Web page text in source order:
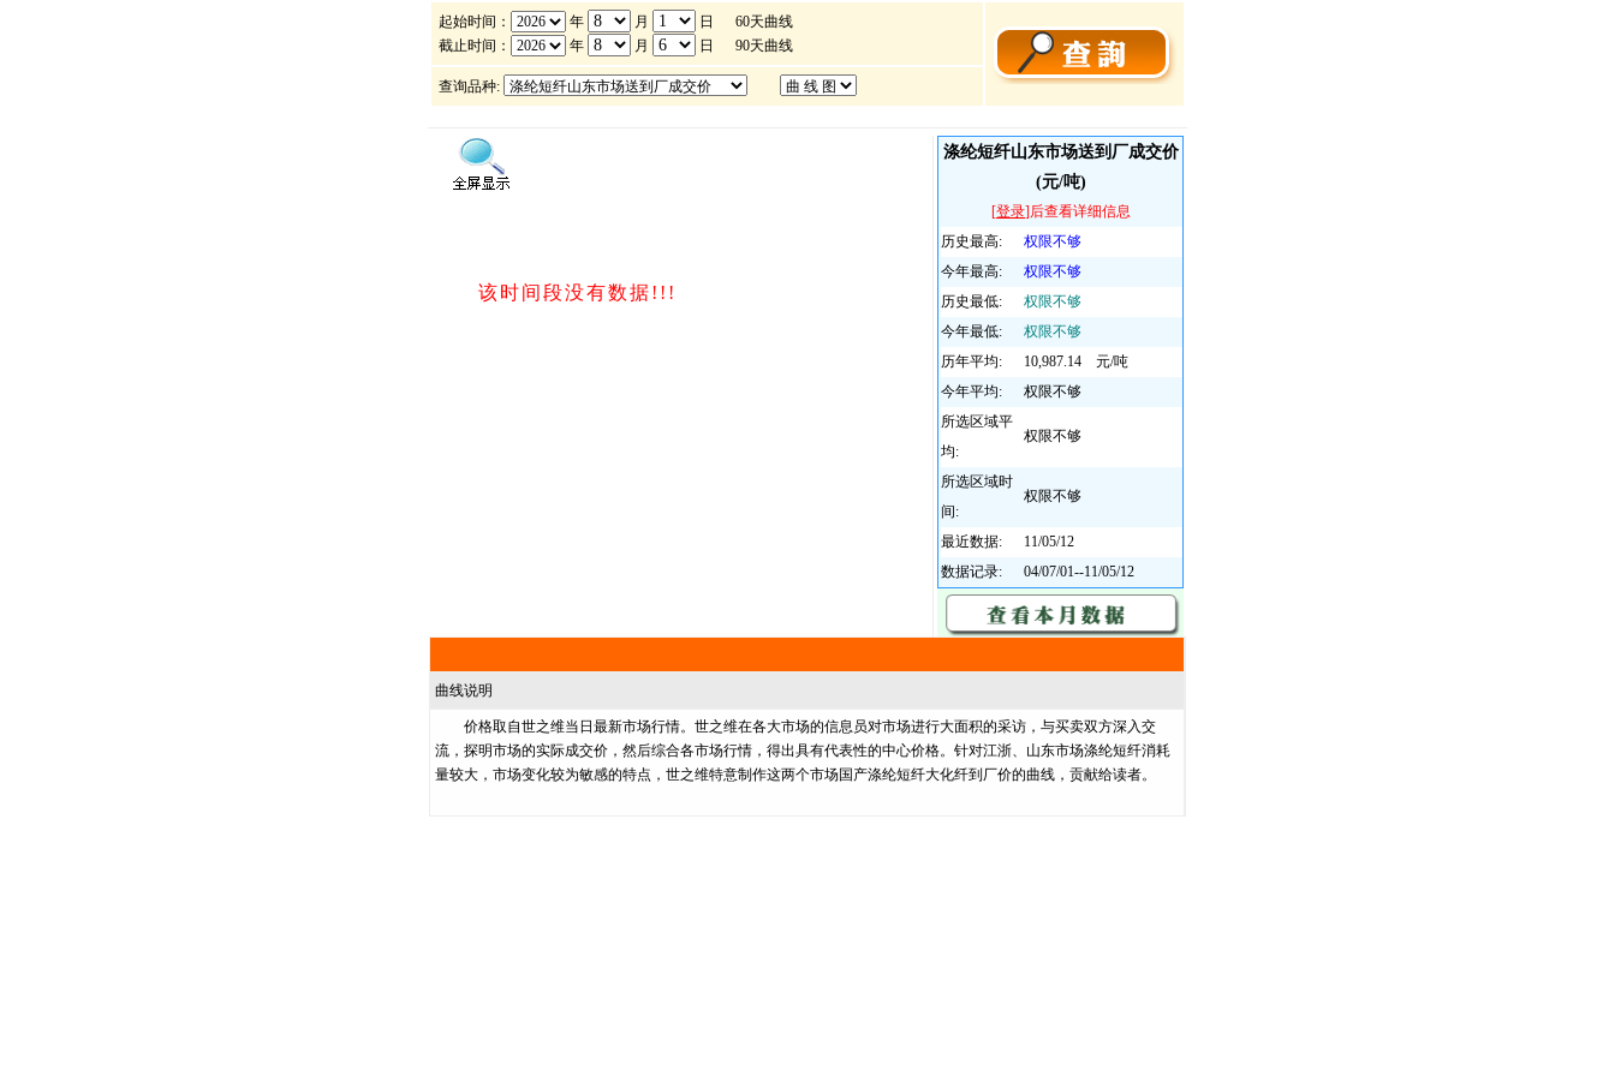
涤纶短纤山东市场送到厂成交价
(元/吨)
[登录]后查看详细信息
历史最高:
权限不够
今年最高:
权限不够
历史最低:
权限不够
今年最低:
权限不够
历年平均:
10,987.14 元/吨
今年平均:
权限不够
所选区域平
均:
权限不够
所选区域时
间:
权限不够
最近数据:
11/05/12
数据记录:
04/07/01--11/05/12
曲线说明
价格取自世之维当日最新市场行情。世之维在各大市场的信息员对市场进行大面积的采访，与买卖双方深入交
流，探明市场的实际成交价，然后综合各市场行情，得出具有代表性的中心价格。针对江浙、山东市场涤纶短纤消耗
量较大，市场变化较为敏感的特点，世之维特意制作这两个市场国产涤纶短纤大化纤到厂价的曲线，贡献给读者。